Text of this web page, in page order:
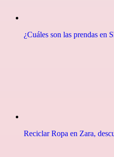
¿Cuáles son las prendas en
Reciclar Ropa en Zara,